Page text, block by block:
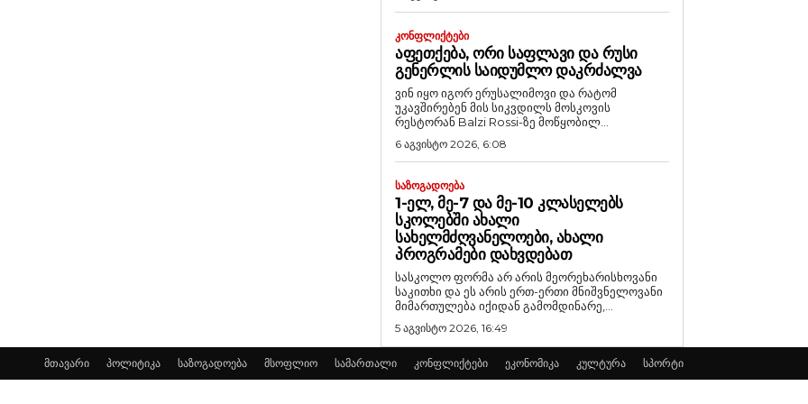
ᲙᲝᲜᲤᲚᲘᲥᲢᲔᲑᲘ
ᲐᲤᲔᲗᲥᲔᲑᲐ, ᲝᲠᲘ ᲡᲐᲤᲚᲐᲕᲘ ᲓᲐ ᲠᲣᲡᲘ
ᲒᲔᲜᲔᲠᲚᲘᲡ ᲡᲐᲘᲓᲣᲛᲚᲝ ᲓᲐᲙᲠᲫᲐᲚᲕᲐ
ვინ იყო იგორ ერუსალიმოვი და რატომ
უკავშირებენ მის სიკვდილს მოსკოვის
რესტორან Balzi Rossi-ზე მოწყობილ...
6 აგვისტო 2026, 6:08
ᲡᲐᲖᲝᲒᲐᲓᲝᲔᲑᲐ
1-ᲔᲚ, ᲛᲔ-7 ᲓᲐ ᲛᲔ-10 ᲙᲚᲐᲡᲔᲚᲔᲑᲡ
ᲡᲙᲝᲚᲔᲑᲨᲘ ᲐᲮᲐᲚᲘ
ᲡᲐᲮᲔᲚᲛᲫᲦᲕᲐᲜᲔᲚᲝᲔᲑᲘ, ᲐᲮᲐᲚᲘ
ᲞᲠᲝᲒᲠᲐᲛᲔᲑᲘ ᲓᲐᲮᲕᲓᲔᲑᲐᲗ
სასკოლო ფორმა არ არის მეორეხარისხოვანი
საკითხი და ეს არის ერთ-ერთი მნიშვნელოვანი
მიმართულება იქიდან გამომდინარე,...
5 აგვისტო 2026, 16:49
მთავარი პოლიტიკა საზოგადოება მსოფლიო სამართალი კონფლიქტები ეკონომიკა კულტურა სპორტი